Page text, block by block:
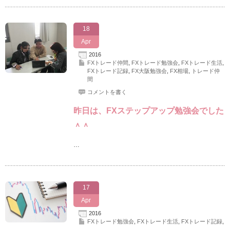
18
Apr
2016
FXトレード仲間
FXトレード勉強会, FXトレード生活,
FXトレード記録, FX大阪勉強会, FX相場,
トレード仲
間
コメントを書く
昨日は、FXステップアップ勉強会でした
＾＾
…
17
Apr
2016
FXトレード勉強会, FXトレード生活, FXトレード記録,